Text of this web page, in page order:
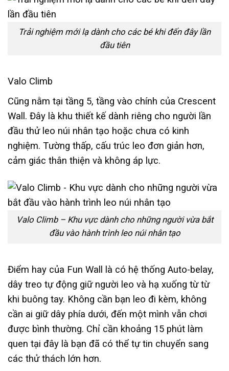
Trải nghiệm mới lạ dành cho các bé khi đến đây lần
đầu tiên
Valo Climb
Cũng nằm tại tầng 5, tầng vào chính của Crescent
Wall. Đây là khu thiết kế dành riêng cho người lần
đầu thử leo núi nhân tạo hoặc chưa có kinh
nghiệm. Tường thấp, cấu trúc leo đơn giản hơn,
cảm giác thân thiện và không áp lực.
Valo Climb – Khu vực dành cho những người vừa bắt
đầu vào hành trình leo núi nhân tạo
Điểm hay của Fun Wall là có hệ thống Auto-belay,
dây treo tự động giữ người leo và hạ xuống từ từ
khi buông tay. Không cần bạn leo đi kèm, không
cần ai giữ dây phía dưới, đến một mình vẫn chơi
được bình thường. Chỉ cần khoảng 15 phút làm
quen tại đây là bạn đã có thể tự tin chuyển sang
các thử thách lớn hơn.